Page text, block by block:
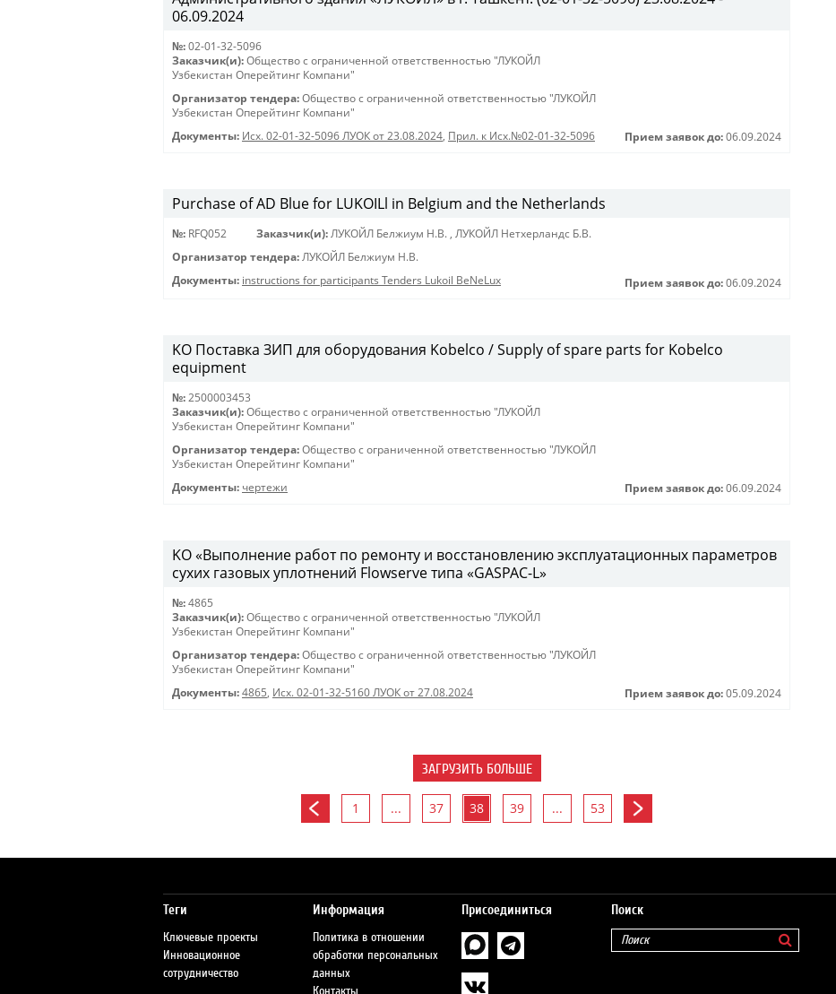
06.09.2024
№: 02-01-32-5096
Заказчик(и): Общество с ограниченной ответственностью "ЛУКОЙЛ
Узбекистан Оперейтинг Компани"
Организатор тендера: Общество с ограниченной ответственностью "ЛУКОЙЛ
Узбекистан Оперейтинг Компани"
Документы: Исх. 02-01-32-5096 ЛУОК от 23.08.2024, Прил. к Исх.№02-01-32-5096 Прием заявок до: 06.09.2024
Purchase of AD Blue for LUKOILl in Belgium and the Netherlands
№: RFQ052 Заказчик(и): ЛУКОЙЛ Белжиум Н.В. , ЛУКОЙЛ Нетхерландс Б.В.
Организатор тендера: ЛУКОЙЛ Белжиум Н.В.
Документы: instructions for participants Tenders Lukoil BeNeLux Прием заявок до: 06.09.2024
KO Поставка ЗИП для оборудования Kobelco / Supply of spare parts for Kobelco
equipment
№: 2500003453
Заказчик(и): Общество с ограниченной ответственностью "ЛУКОЙЛ
Узбекистан Оперейтинг Компани"
Организатор тендера: Общество с ограниченной ответственностью "ЛУКОЙЛ
Узбекистан Оперейтинг Компани"
Документы: чертежи Прием заявок до: 06.09.2024
KO «Выполнение работ по ремонту и восстановлению эксплуатационных параметров
сухих газовых уплотнений Flowserve типа «GASPAC-L»
№: 4865
Заказчик(и): Общество с ограниченной ответственностью "ЛУКОЙЛ
Узбекистан Оперейтинг Компани"
Организатор тендера: Общество с ограниченной ответственностью "ЛУКОЙЛ
Узбекистан Оперейтинг Компани"
Документы: 4865, Исх. 02-01-32-5160 ЛУОК от 27.08.2024 Прием заявок до: 05.09.2024
ЗАГРУЗИТЬ БОЛЬШЕ
1 ... 37 38 39 ... 53
Теги
Ключевые проекты
Инновационное
сотрудничество
Информация
Политика в отношении
обработки персональных
данных
Присоединиться Поиск